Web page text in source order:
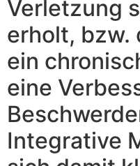
Verletzung
erholt, bzw.
ein
eine
Integrative